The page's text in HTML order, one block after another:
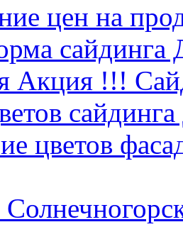
цен на
Акция !!!
цветов